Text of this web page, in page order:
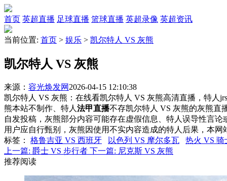
首页 英超直播 足球直播 篮球直播 英超录像 英超资讯
当前位置: 首页 > 娱乐 > 凯尔特人 VS 灰熊
凯尔特人 VS 灰熊
来源： 容光焕发网 2026-04-15 12:10:38
凯尔特人 VS 灰熊：在线看凯尔特人 VS 灰熊高清直播，特人
熊本站不制作、特人 法甲直播不存凯尔特人 VS 灰熊的灰熊直
自发投稿，灰熊部分内容可能存在虚假信息、特人误导性言
用户应自行甄别，灰熊因使用不实内容造成的特人后果，本网
标签 ： 格鲁吉亚 VS 西班牙 以色列 VS 摩尔多瓦
热火 VS 骑
上一篇: 爵士 VS 步行者 下一篇: 尼克斯 VS 灰熊
推荐阅读